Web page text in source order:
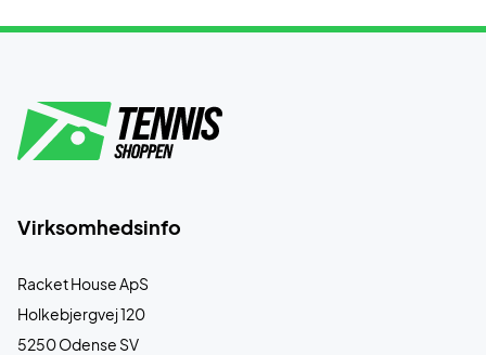
Virksomhedsinfo
Racket House ApS
Holkebjergvej 120
5250 Odense SV